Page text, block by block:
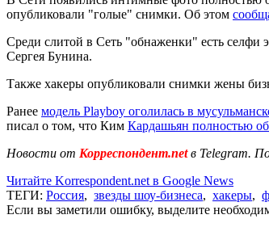
опубликовали "голые" снимки. Об этом
Среди слитой в Сеть "обнаженки" есть селфи
Сергея Бунина.
Также хакеры опубликовали снимки жены
Ранее модель Playboy оголилась в
писал о том, что Ким Кардашьян полностью
Новости от Корреспондент.netв Telegram.
Читайте Korrespondent.net в Google News
ТЕГИ: Россия, звезды шоу-бизнеса, хакеры,
Если вы заметили ошибку, выделите